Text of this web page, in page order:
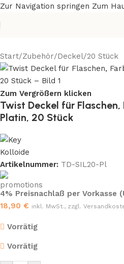
Zur Navigation springen Zum
Start/Zubehör/Deckel/20 Stück
Zum Vergrößern klicken
Twist Deckel für
Platin, 20 Stück
Artikelnummer: TD-SIL20-Pl
4% Preisnachlaß per Vorkasse
18,90 € inkl. MwSt., zzgl.
Vorrätig
Vorrätig